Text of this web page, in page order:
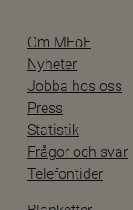
Om MFoF
Nyheter
Jobba hos oss
Press
Statistik
Frågor och svar
Telefontider